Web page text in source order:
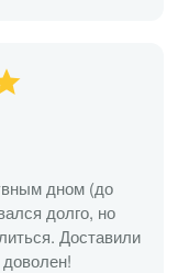
дном (до
долго, но
Доставили